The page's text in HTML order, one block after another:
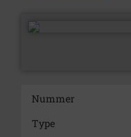
Nummer
Type